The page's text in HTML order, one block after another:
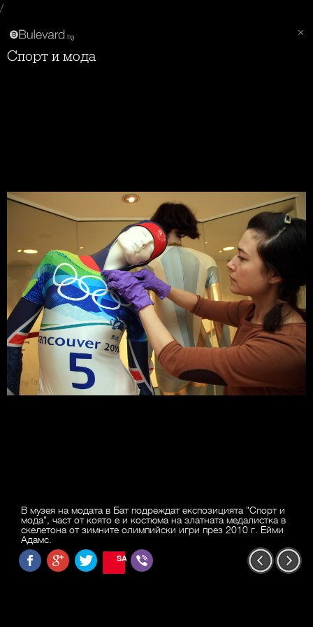
/
Спорт и мода
В музея на модата в Бат подреждат експозицията "Спорт и
мода", част от която е и костюма на златната медалистка в
скелетона от зимните олимпийски игри през 2010 г. Ейми
Адамс.
SAVE